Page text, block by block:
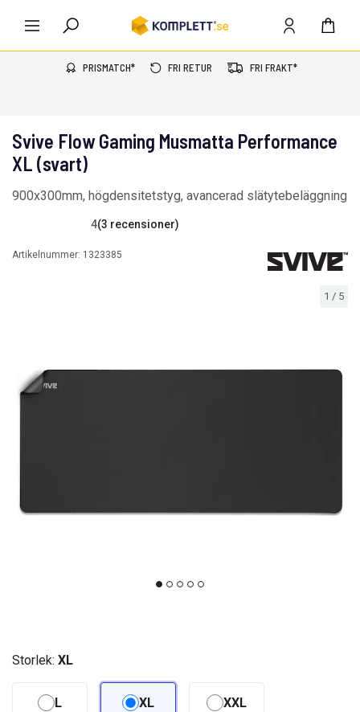
PRISMATCH* FRI RETUR FRI FRAKT*
1 / 5
Svive Flow Gaming Musmatta Performance
XL (svart)
900x300mm, högdensitetstyg, avancerad slätytebeläggning
4(3 recensioner)
Artikelnummer: 1323385
Storlek: XL
L XL XXL